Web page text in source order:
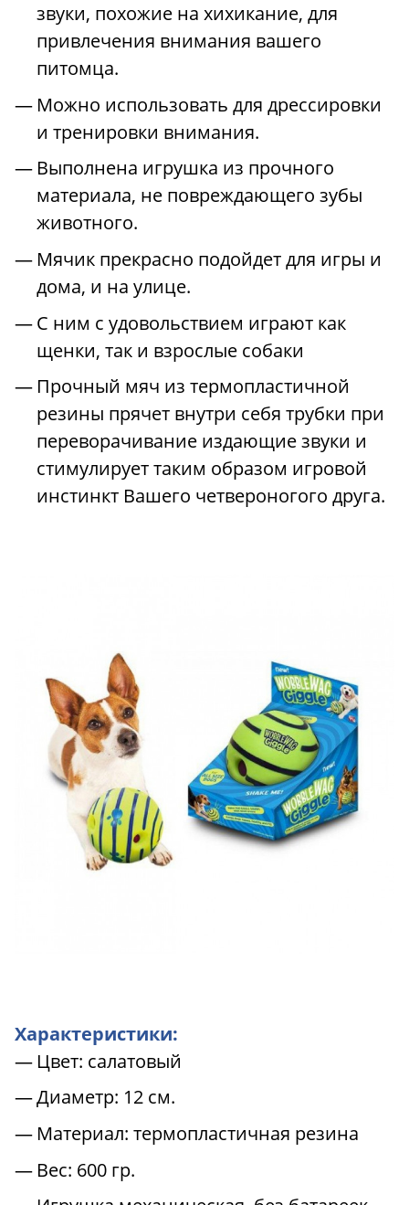
звуки, похожие на хихикание, для
привлечения внимания вашего
питомца.
Можно использовать для дрессировки
и тренировки внимания.
Выполнена игрушка из прочного
материала, не повреждающего зубы
животного.
Мячик прекрасно подойдет для игры и
дома, и на улице.
С ним с удовольствием играют как
щенки, так и взрослые собаки
Прочный мяч из термопластичной
резины прячет внутри себя трубки при
переворачивание издающие звуки и
стимулирует таким образом игровой
инстинкт Вашего четвероногого друга.
Характеристики:
Цвет: салатовый
Диаметр: 12 см.
Материал: термопластичная резина
Вес: 600 гр.